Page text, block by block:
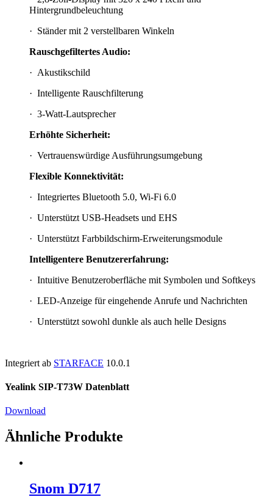
Hintergrundbeleuchtung
· Ständer mit 2 verstellbaren Winkeln
Rauschgefiltertes Audio:
· Akustikschild
· Intelligente Rauschfilterung
· 3-Watt-Lautsprecher
Erhöhte Sicherheit:
· Vertrauenswürdige Ausführungsumgebung
Flexible Konnektivität:
· Integriertes Bluetooth 5.0, Wi-Fi 6.0
· Unterstützt USB-Headsets und EHS
· Unterstützt Farbbildschirm-Erweiterungsmodule
Intelligentere Benutzererfahrung:
· Intuitive Benutzeroberfläche mit Symbolen und Softkeys
· LED-Anzeige für eingehende Anrufe und Nachrichten
· Unterstützt sowohl dunkle als auch helle Designs
Integriert ab STARFACE 10.0.1
Yealink SIP-T73W Datenblatt
Download
Ähnliche Produkte
Snom D717